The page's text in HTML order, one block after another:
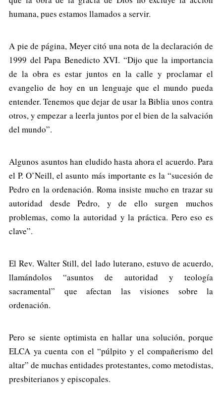
humana, pues estamos llamados a servir.
A pie de página, Meyer citó una nota de la declaración de
1999 del Papa Benedicto XVI. “Dijo que la importancia
de la obra es estar juntos en la calle y proclamar el
evangelio de hoy en un lenguaje que el mundo pueda
entender. Tenemos que dejar de usar la Biblia unos contra
otros, y empezar a leerla juntos por el bien de la salvación
del mundo”.
Algunos asuntos han eludido hasta ahora el acuerdo. Para
el P. O’Neill, el asunto más importante es la “sucesión de
Pedro en la ordenación. Roma insiste mucho en trazar su
autoridad desde Pedro, y de ello surgen muchos
problemas, como la autoridad y la práctica. Pero eso es
clave”.
El Rev. Walter Still, del lado luterano, estuvo de acuerdo,
llamándolos “asuntos de autoridad y teología
sacramental” que afectan las visiones sobre la
ordenación.
Pero se siente optimista en hallar una solución, porque
ELCA ya cuenta con el “púlpito y el compañerismo del
altar” de muchas entidades protestantes, como metodistas,
presbiterianos y episcopales.